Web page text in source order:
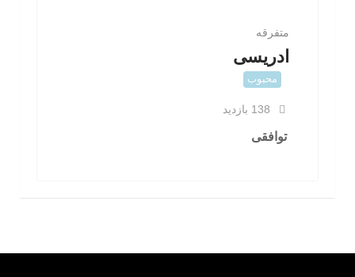
متفرقه
ادریسی
محبوب
138 بازدید
توافقی